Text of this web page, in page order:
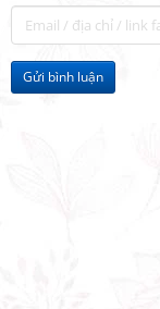
Gửi bình luận